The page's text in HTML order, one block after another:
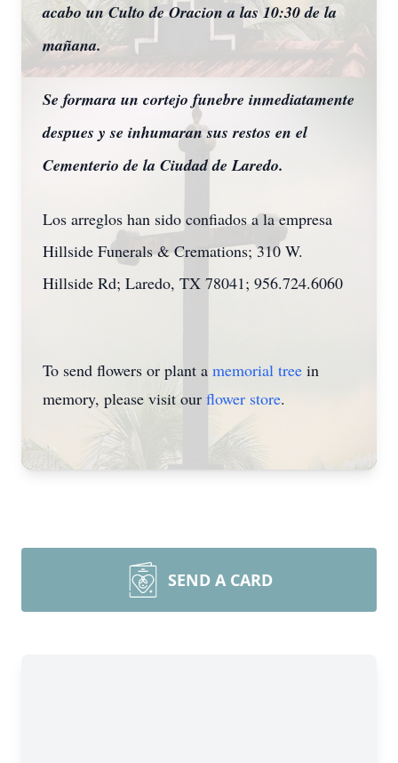
acabo un Culto de Oracion a las 10:30 de la
mañana.
Se formara un cortejo funebre inmediatamente
despues y se inhumaran sus restos en el
Cementerio de la Ciudad de Laredo.
Los arreglos han sido confiados a la empresa
Hillside Funerals & Cremations; 310 W.
Hillside Rd; Laredo, TX 78041; 956.724.6060
To send flowers or plant a memorial tree in
memory, please visit our flower store.
SEND A CARD